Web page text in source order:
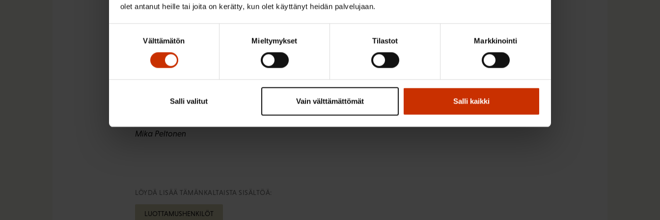
olet antanut heille tai joita on kerätty, kun olet käyttänyt heidän palvelujaan.
Välttämätön Mieltymykset Tilastot Markkinointi
Vain välttämättömät
Salli valitut Salli kaikki
huoltoon suositeltavaa. Kävelystä voi aloittaa.
Kuormitusta kannattaa säädellä, ettei ole koko ajan kuin halkometsässä. Lepo ja palautuminen ovat selälle
Kipeän selän kanssa voi tulla toimeen. Jos selkä on kipeä kolmesta viiteen päivään, se on ihan normaalia. Jos
Mika Peltonen
LÖYDÄ LISÄÄ TÄMÄNKALTAISTA SISÄLTÖÄ:
LUOTTAMUSHENKILÖT